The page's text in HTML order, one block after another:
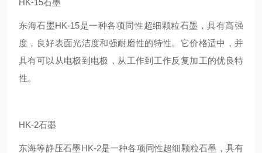
HK-15石墨
东海石墨HK-15是一种各项同性超细颗粒石墨，具有高强
度，良好表面光洁度和强耐磨性的特性。它价格适中，并
具有可以从电极到电极，从工作到工作反复加工的优良特
性。
HK-2石墨
东海等静压石墨HK-2是一种各项同性超细颗粒石墨，具有